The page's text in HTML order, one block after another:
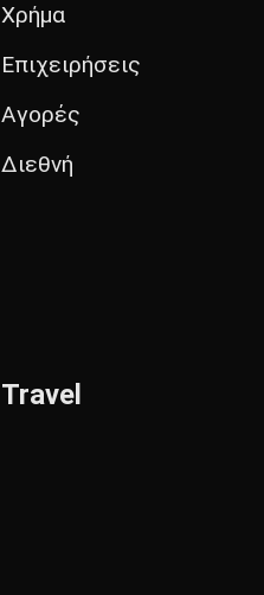
Χρήμα
Επιχειρήσεις
Αγορές
Διεθνή
Travel